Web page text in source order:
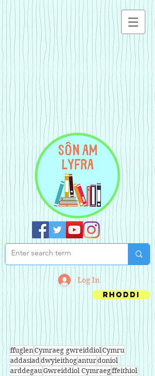
Log In
Rhoddi
ffuglenCymraeg gwreiddiolCymru
addasiaddwyieithoganturdoniol
arddegauGwreiddiol Cymraegffeithiol